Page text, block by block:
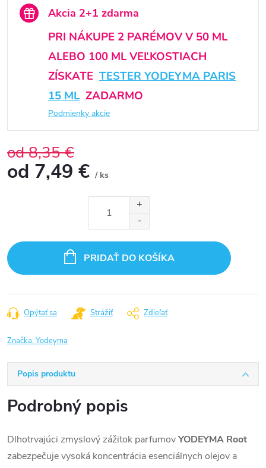
Akcia 2+1 zdarma
PRI NÁKUPE 2 PARÉMOV V 50 ML
ALEBO 100 ML VEĽKOSTIACH
ZÍSKATE TESTER YODEYMA PARIS
15 ML ZADARMO
Podmienky akcie
od 8,35 €
od 7,49 € / ks
PRIDAŤ DO KOŠÍKA
Opýtať sa Strážiť Zdieľať
Značka:Yodeyma
Popis produktu
Podrobný popis
Dlhotrvajúci zmyslový zážitok parfumovYODEYMA Root
zabezpečuje vysoká koncentrácia esenciálnych olejov a